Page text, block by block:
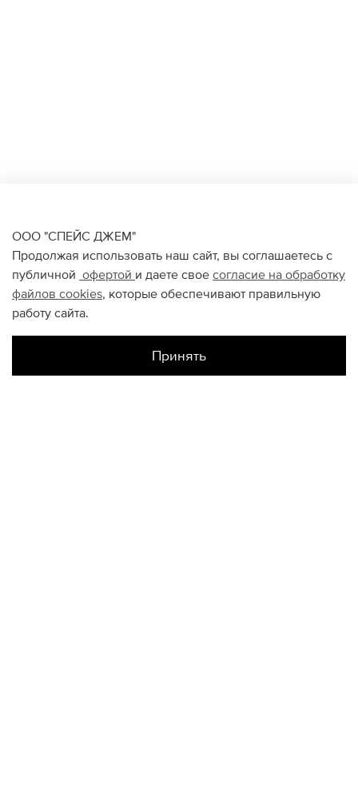
ООО "СПЕЙС ДЖЕМ"
Продолжая использовать наш сайт, вы соглашаетесь с
публичной офертой и даете свое согласие на обработку
файлов cookies, которые обеспечивают правильную
работу сайта.
Принять